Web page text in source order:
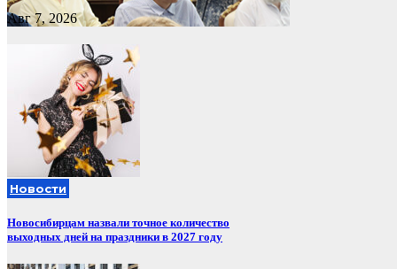
Авг 7, 2026
Новости
Новосибирцам назвали точное количество
выходных дней на праздники в 2027 году